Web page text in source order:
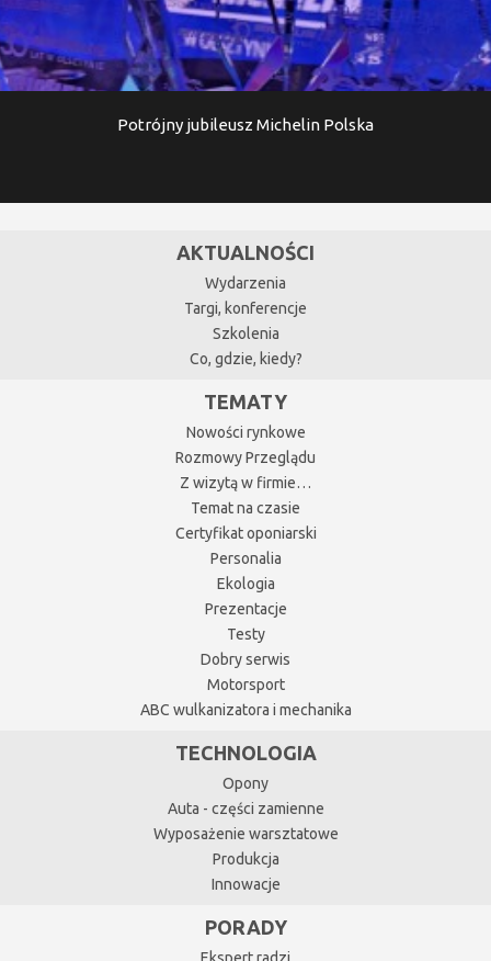
Potrójny jubileusz Michelin Polska
AKTUALNOŚCI
Wydarzenia
Targi, konferencje
Szkolenia
Co, gdzie, kiedy?
TEMATY
Nowości rynkowe
Rozmowy Przeglądu
Z wizytą w firmie…
Temat na czasie
Certyfikat oponiarski
Personalia
Ekologia
Prezentacje
Testy
Dobry serwis
Motorsport
ABC wulkanizatora i mechanika
TECHNOLOGIA
Opony
Auta - części zamienne
Wyposażenie warsztatowe
Produkcja
Innowacje
PORADY
Ekspert radzi